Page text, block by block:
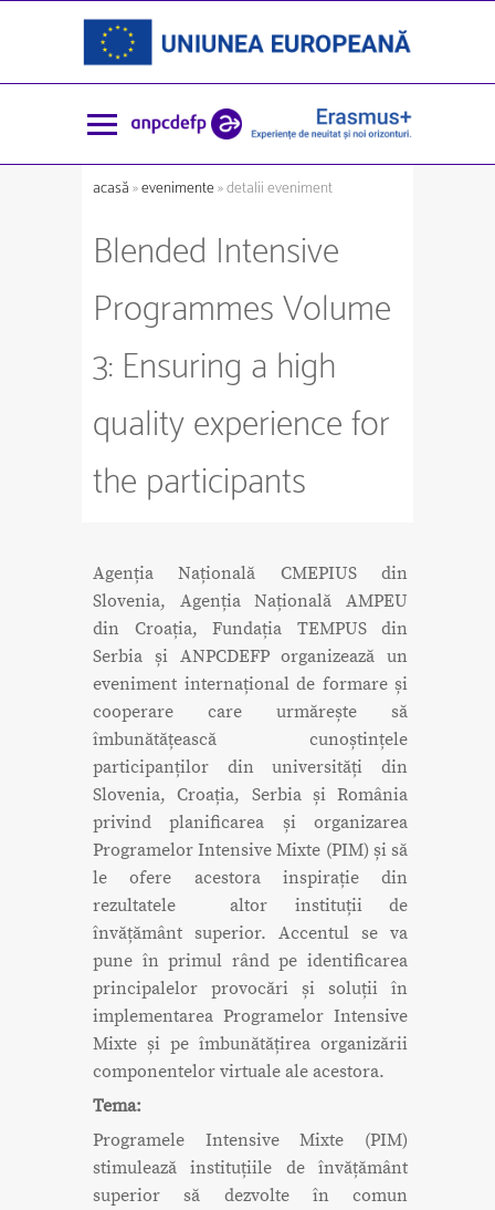
acasă»evenimente» detalii eveniment
Blended Intensive
Programmes Volume
3: Ensuring a high
quality experience for
the participants
Agenția Națională CMEPIUS din
Slovenia, Agenția Națională AMPEU
din Croația, Fundația TEMPUS din
Serbia și ANPCDEFP organizează un
eveniment internațional de formare și
cooperare care urmărește să
îmbunătățească cunoștințele
participanților din universități din
Slovenia, Croația, Serbia și România
privind planificarea și organizarea
Programelor Intensive Mixte (PIM) și să
le ofere acestora inspirație din
rezultatele altor instituții de
învățământ superior. Accentul se va
pune în primul rând pe identificarea
principalelor provocări și soluții în
implementarea Programelor Intensive
Mixte și pe îmbunătățirea organizării
componentelor virtuale ale acestora.
Tema:
Programele Intensive Mixte (PIM)
stimulează instituțiile de învățământ
superior să dezvolte în comun